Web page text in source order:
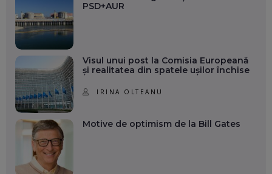
PSD+AUR
Visul unui post la Comisia Europeană
și realitatea din spatele ușilor închise
IRINA OLTEANU
Motive de optimism de la Bill Gates